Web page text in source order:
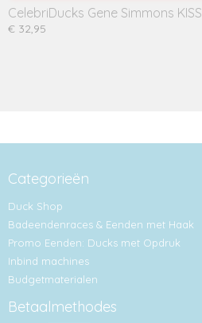
CelebriDucks Gene Simmons KISS
€ 32,95
Categorieën
Duck Shop
Badeendenraces & Eenden met Haak
Promo Eenden: Ducks met Opdruk
Inbind machines
Budgetmaterialen
Betaalmethodes